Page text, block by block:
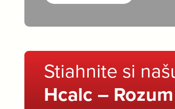
Stiahnite si
Hcalc –